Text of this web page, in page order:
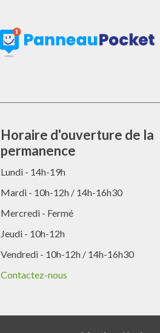
Horaire d'ouverture de la
permanence
Lundi - 14h-19h
Mardi - 10h-12h / 14h-16h30
Mercredi - Fermé
Jeudi - 10h-12h
Vendredi - 10h-12h / 14h-16h30
Contactez-nous